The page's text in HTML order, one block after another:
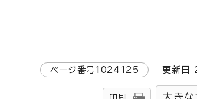
ページ番号1024125 更新日
大きな